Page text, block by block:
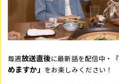
毎週放送直後に最新話を配信中・『
めますか」 をお楽しみください！